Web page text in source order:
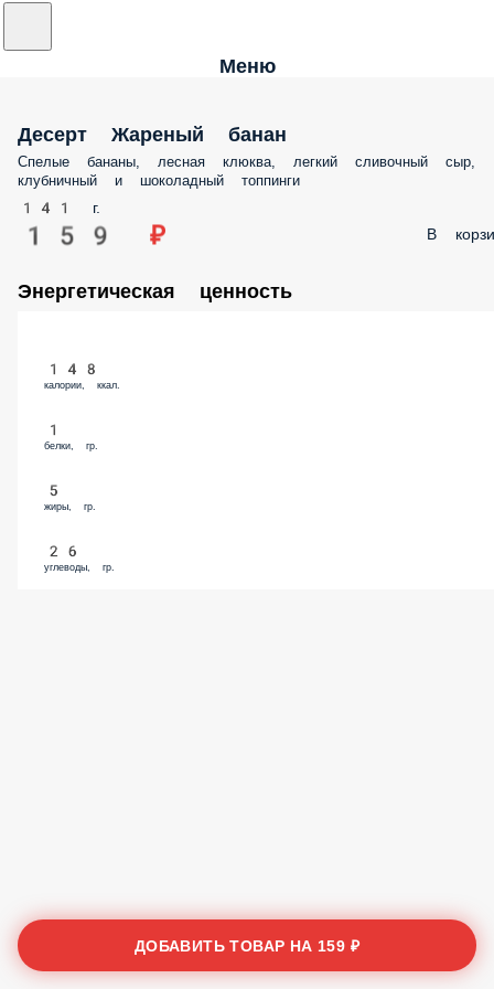
Меню
Десерт Жареный банан
Спелые бананы, лесная клюква, легкий сливочный сыр,
клубничный и шоколадный топпинги
141 г.
159 ₽ В
Энергетическая ценность
148
калории, ккал.
1
белки, гр.
5
жиры, гр.
26
углеводы, гр.
ДОБАВИТЬ ТОВАР НА 159 ₽